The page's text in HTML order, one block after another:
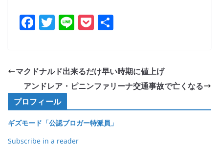
F
e
b
o
o
k
T
er
Li P
et
マクドナルド出来るだけ早い時期に値上げ
アンドレア・ピニンファリーナ交通事故で亡くなる
プロフィール
ギズモード「公認ブロガー特派員」
Subscribe in a reader